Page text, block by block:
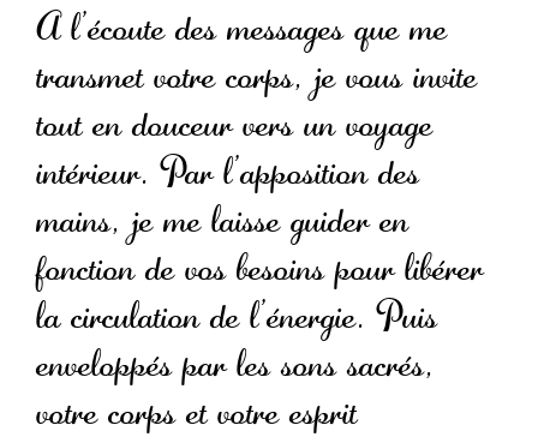
A l’écoute des messages que me
transmet votre corps, je vous invite
tout en douceur vers un voyage
intérieur. Par l’apposition des
mains, je me laisse guider en
fonction de vos besoins pour libérer
la circulation de l’énergie. Puis
enveloppés par les sons sacrés,
votre corps et votre esprit